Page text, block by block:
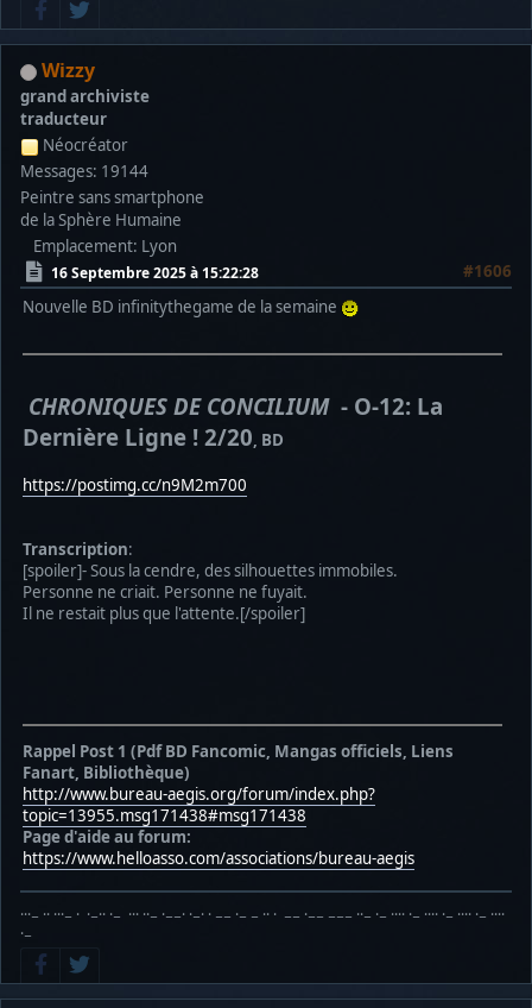
Wizzy
grand archiviste
traducteur
Néocréator
Messages: 19144
Peintre sans smartphone
de la Sphère Humaine
Emplacement: Lyon
16 Septembre 2025 à 15:22:28
#1606
Nouvelle BD infinitythegame de la semaine
CHRONIQUES DE CONCILIUM - O-12: La
Dernière Ligne ! 2/20, BD
https://postimg.cc/n9M2m700
Transcription:
[spoiler]- Sous la cendre, des silhouettes immobiles.
Personne ne criait. Personne ne fuyait.
Il ne restait plus que l'attente.[/spoiler]
Rappel Post 1 (Pdf BD Fancomic, Mangas officiels, Liens
Fanart, Bibliothèque)
http://www.bureau-aegis.org/forum/index.php?
topic=13955.msg171438#msg171438
Page d'aide au forum:
https://www.helloasso.com/associations/bureau-aegis
···− ·· ···− · ·−·· ·− ··· ··− ·−−· ·−· · −− ·− − ·· · −− ·−− −−− ··− ·− ···· ·− ···· ·− ···· ·− ····
·−